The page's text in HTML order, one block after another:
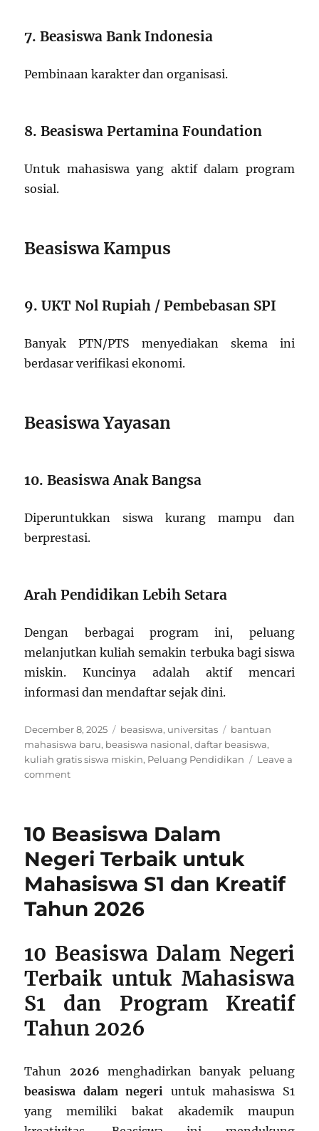
7. Beasiswa Bank Indonesia
Pembinaan karakter dan organisasi.
8. Beasiswa Pertamina Foundation
Untuk mahasiswa yang aktif dalam program
sosial.
Beasiswa Kampus
9. UKT Nol Rupiah / Pembebasan SPI
Banyak PTN/PTS menyediakan skema ini
berdasar verifikasi ekonomi.
Beasiswa Yayasan
10. Beasiswa Anak Bangsa
Diperuntukkan siswa kurang mampu dan
berprestasi.
Arah Pendidikan Lebih Setara
Dengan berbagai program ini, peluang
melanjutkan kuliah semakin terbuka bagi siswa
miskin. Kuncinya adalah aktif mencari
informasi dan mendaftar sejak dini.
Posted
on
December 8, 2025 Categories
beasiswa, universitas Tags
bantuan
mahasiswa baru, beasiswa nasional,daftar beasiswa,
kuliah gratis siswa miskin, Peluang Pendidikan
Leave a
commenton
Tinggi
untuk
Membantu
Siswa
Kurang
Mampu
Layak
10 Beasiswa Dalam
Negeri Terbaik untuk
Mahasiswa S1 dan Kreatif
Tahun 2026
10 Beasiswa Dalam Negeri
Terbaik untuk Mahasiswa
S1 dan Program Kreatif
Tahun 2026
Tahun 2026 menghadirkan banyak peluang
beasiswa dalam negeri untuk mahasiswa S1
yang memiliki bakat akademik maupun